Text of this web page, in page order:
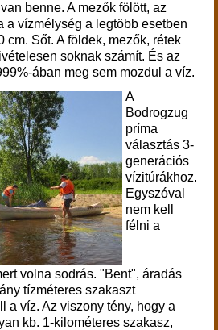
benne. A mezők fölött, az
a vízmélység a legtöbb esetben
cm. Sőt. A földek, mezők, rétek
soknak számít. És az
ában meg sem mozdul a víz.
A
Bodrogzug
príma
választás 3-
generációs
vízitúrákhoz.
Egyszóval
nem kell
félni a
volna sodrás. "Bent", áradás
tízméteres szakaszt
a víz. Az viszony tény, hogy a
kb. 1-kilométeres szakasz,